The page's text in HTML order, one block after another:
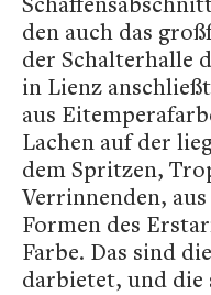
den auch das
der Schalterhalle
in Lienz
aus
Lachen auf der
dem Spritzen,
Verrinnenden,
Formen des
Farbe. Das sind
darbietet, und die